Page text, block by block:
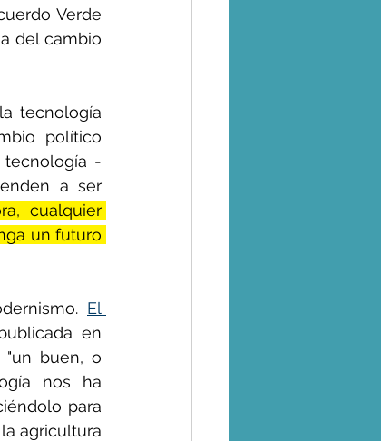
Verde
del cambio
tecnología
político
tecnología -
a ser
cualquier
un futuro
El
en
"un buen, o
nos ha
para
agricultura